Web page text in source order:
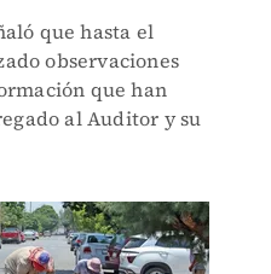
que hasta el
observaciones
que han
al Auditor y su